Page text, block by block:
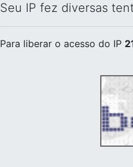
Seu IP fez diversas
Para liberar o acesso do IP